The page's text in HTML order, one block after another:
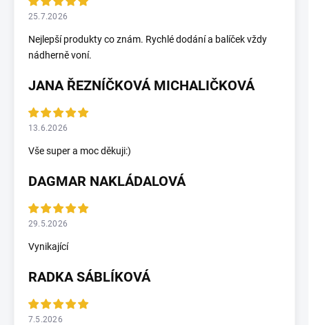
25.7.2026
Nejlepší produkty co znám. Rychlé dodání a balíček vždy
nádherně voní.
JANA ŘEZNÍČKOVÁ MICHALIČKOVÁ
13.6.2026
Vše super a moc děkuji:)
DAGMAR NAKLÁDALOVÁ
29.5.2026
Vynikající
RADKA SÁBLÍKOVÁ
7.5.2026